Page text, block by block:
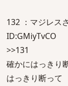
132 ：マジレス
ID:GMiyTvCO
>>131
確かにはっきり
はっきり断って